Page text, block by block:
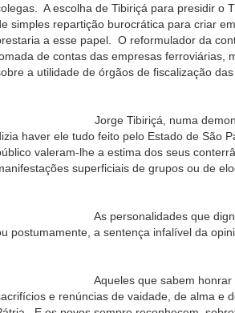
A escolha de Tibiriçá para presidir o
simples repartição burocrática para criar
a esse papel. O reformulador da
de contas das empresas ferroviárias,
a utilidade de órgãos de fiscalização
Tibiriçá, numa demonstração
haver ele tudo feito pelo Estado de São
valeram-lhe a estima dos seus
superficiais de grupos ou de
personalidades que dignificam o
postumamente, a sentença infalível da
que sabem honrar os
e renúncias de vaidade, de alma e